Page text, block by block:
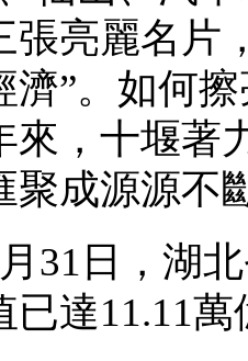
張亮麗名片
濟”。如何
來，十堰著
聚成源源不
日，湖北
已達11.11